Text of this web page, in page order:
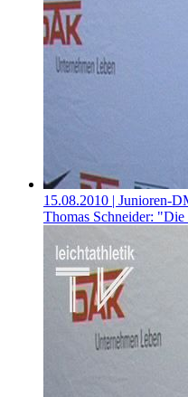
15.08.2010 | Junioren-
Thomas Schneider: